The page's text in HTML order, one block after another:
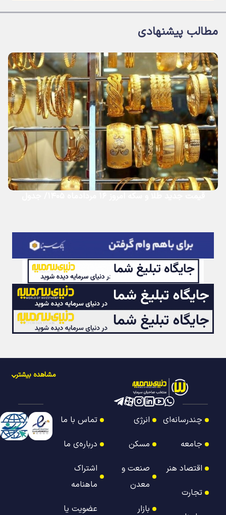
مطالب پیشنهادی
مشاهده بیشتر
چندرسانه‌ای
جامعه
اقتصاد هنر
تجارت
انرژی
مسکن
صنعت و
معدن
بازار
تماس با ما
درباره‌ی ما
اشتراک
ماهنامه
عضویت یا